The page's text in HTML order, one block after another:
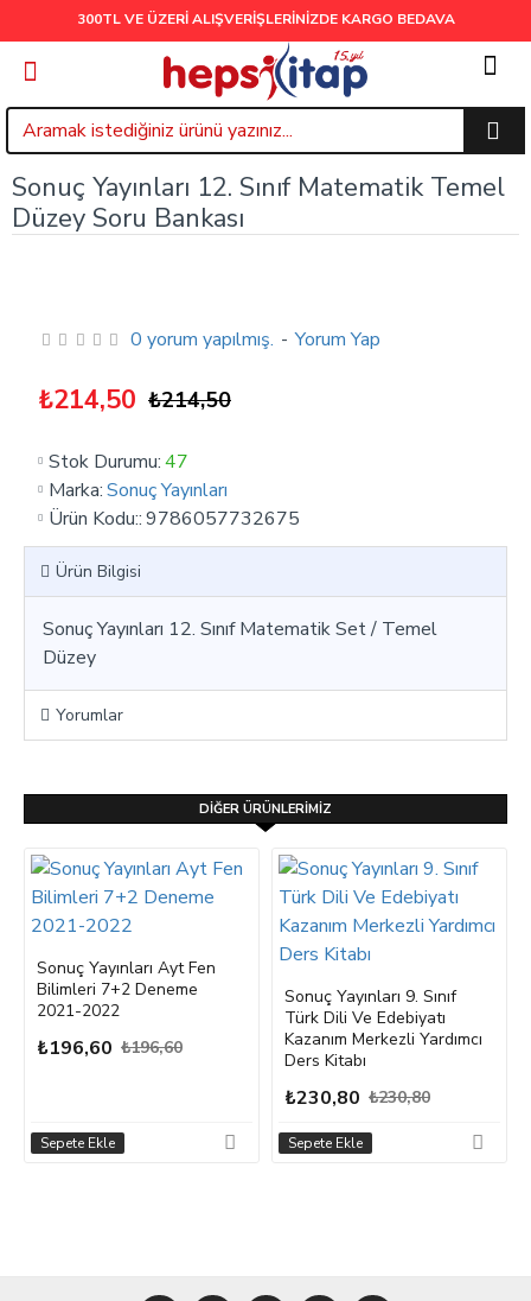
300TL VE ÜZERİ ALIŞVERİŞLERİNİZDE KARGO BEDAVA
Sonuç Yayınları 12. Sınıf Matematik Temel
Düzey Soru Bankası
Stok Durumu:47
Marka:Sonuç Yayınları
Ürün Kodu::9786057732675
0 yorum yapılmış. - Yorum Yap
₺214,50 ₺214,50
Ürün Bilgisi
Sonuç Yayınları 12. Sınıf Matematik Set / Temel
Düzey
Yorumlar
DIĞER ÜRÜNLERIMIZ
Sonuç Yayınları Ayt Fen
Bilimleri 7+2 Deneme
2021-2022
₺196,60 ₺196,60
Sepete Ekle
Sonuç Yayınları 9. Sınıf
Türk Dili Ve Edebiyatı
Kazanım Merkezli Yardımcı
Ders Kitabı
₺230,80 ₺230,80
Sepete Ekle